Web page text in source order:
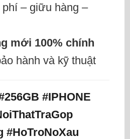
– giữu hàng –
mới 100% chính
hành và kỹ thuật
#IPHONE
#HoTroNoXau